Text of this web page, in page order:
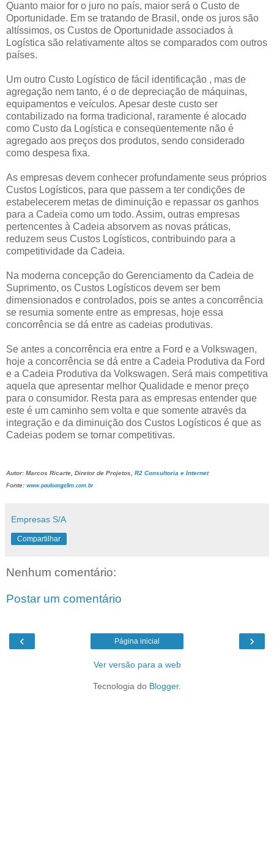
Quanto maior for o juro no país, maior será o Custo de
Oportunidade. Em se tratando de Brasil, onde os juros são
altíssimos, os Custos de Oportunidade associados à
Logística são relativamente altos se comparados com outros
países.
Um outro Custo Logístico de fácil identificação , mas de
agregação nem tanto, é o de depreciação de máquinas,
equipamentos e veículos. Apesar deste custo ser
contabilizado na forma tradicional, raramente é alocado
como Custo da Logística e conseqüentemente não é
agregado aos preços dos produtos, sendo considerado
como despesa fixa.
As empresas devem conhecer profundamente seus próprios
Custos Logísticos, para que passem a ter condições de
estabelecerem metas de diminuição e repassar os ganhos
para a Cadeia como um todo. Assim, outras empresas
pertencentes à Cadeia absorvem as novas práticas,
reduzem seus Custos Logísticos, contribuindo para a
competitividade da Cadeia.
Na moderna concepção do Gerenciamento da Cadeia de
Suprimento, os Custos Logísticos devem ser bem
dimensionados e controlados, pois se antes a concorrência
se resumia somente entre as empresas, hoje essa
concorrência se dá entre as cadeias produtivas.
Se antes a concorrência era entre a Ford e a Volkswagen,
hoje a concorrência se dá entre a Cadeia Produtiva da Ford
e a Cadeia Produtiva da Volkswagen. Será mais competitiva
aquela que apresentar melhor Qualidade e menor preço
para o consumidor. Resta para as empresas entender que
este é um caminho sem volta e que somente através da
integração e da diminuição dos Custos Logísticos é que as
Cadeias podem se tornar competitivas.
Autor: Marcos Ricarte, Diretor de Projetos, R2 Consultoria e Internet
Fonte: www.pauloangelim.com.br
Empresas S/A
Compartilhar
Nenhum comentário:
Postar um comentário
‹ ›
Página inicial
Ver versão para a web
Tecnologia do Blogger.